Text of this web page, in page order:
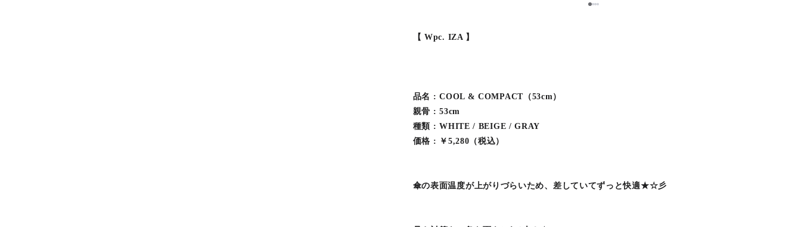
1234
【 Wpc. IZA 】
品名 : COOL & COMPACT（53cm）
親骨 : 53cm
種類 : WHITE / BEIGE / GRAY
価格 : ￥5,280（税込）
傘の表面温度が上がりづらいため、差していてずっと快適★☆彡